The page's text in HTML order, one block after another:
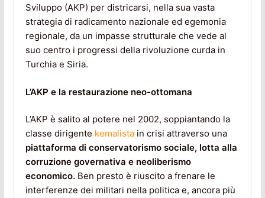
Sviluppo (AKP) per districarsi, nella sua vasta
strategia di radicamento nazionale ed egemonia
regionale, da un impasse strutturale che vede al
suo centro i progressi della rivoluzione curda in
Turchia e Siria.
L’AKP e la restaurazione neo-ottomana
L’AKP è salito al potere nel 2002, soppiantando la
classe dirigente kemalistain crisi attraverso una
piattaforma di conservatorismo sociale, lotta alla
corruzione governativa e neoliberismo
economico.Ben presto è riuscito a frenare le
interferenze dei militari nella politica e, ancora più